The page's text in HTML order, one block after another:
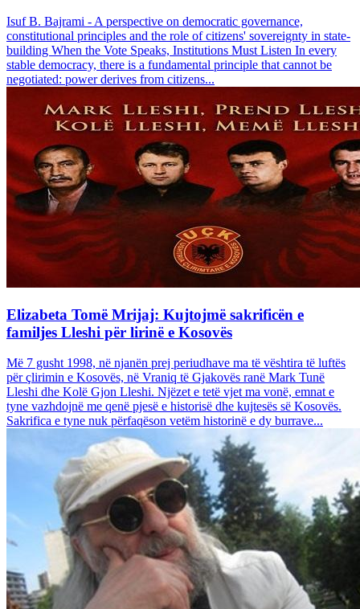
Isuf B. Bajrami - A perspective on democratic governance,
constitutional principles and the role of citizens' sovereignty in state-
building When the Vote Speaks, Institutions Must Listen In every
stable democracy, there is a fundamental principle that cannot be
negotiated: power derives from citizens...
Elizabeta Tomë Mrijaj: Kujtojmë sakrificën e
familjes Lleshi për lirinë e Kosovës
Më 7 gusht 1998, në njanën prej periudhave ma të vështira të luftës
për çlirimin e Kosovës, në Vraniq të Gjakovës ranë Mark Tunë
Lleshi dhe Kolë Gjon Lleshi. Njëzet e tetë vjet ma vonë, emnat e
tyne vazhdojnë me qenë pjesë e historisë dhe kujtesës së Kosovës.
Sakrifica e tyne nuk përfaqëson vetëm historinë e dy burrave...